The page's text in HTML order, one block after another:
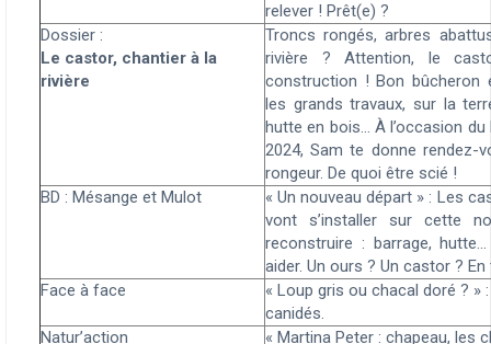
relever ! Prêt(e) ?
Dossier :
Le castor, chantier à la
rivière
Troncs rongés, arbres
rivière ?
Attention, le
construction ! Bon bûcheron
les grands travaux, sur la
hutte en bois... À l’occasion
2024, Sam te donne rendez-
rongeur. De quoi être scié !
BD : Mésange et Mulot
« Un nouveau départ » : Les
vont s’installer sur cette
reconstruire : barrage,
aider. Un ours ? Un castor ?
Face à face
« Loup gris ou chacal doré ?
canidés.
Natur’action
« Martina Peter : chapeau, les